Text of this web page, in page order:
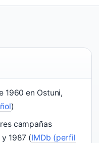
1960 en Ostuni,
)
campañas
1987 (IMDb (perfil